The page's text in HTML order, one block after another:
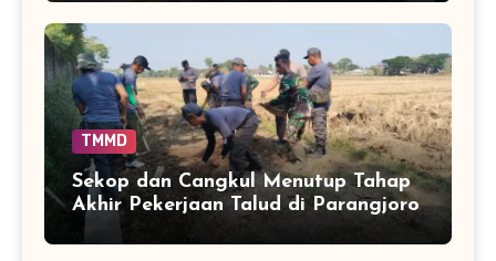
TMMD
Sekop dan Cangkul Menutup Tahap
Akhir Pekerjaan Talud di Parangjoro